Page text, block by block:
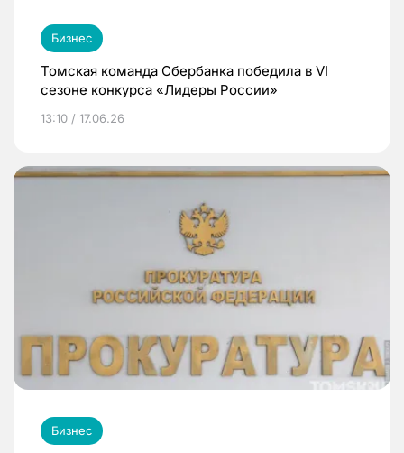
Бизнес
Томская команда Сбербанка победила в VI
сезоне конкурса «Лидеры России»
13:10 / 17.06.26
Бизнес